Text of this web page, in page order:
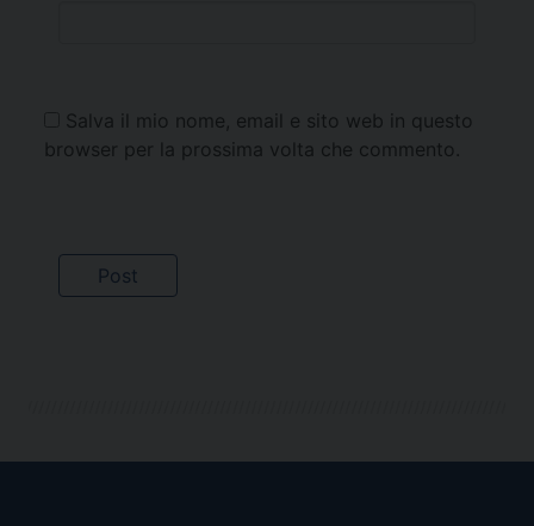
Salva il mio nome, email e sito web in questo
browser per la prossima volta che commento.